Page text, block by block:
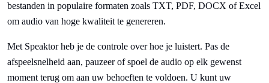
bestanden in populaire formaten zoals TXT, PDF, DOCX of Excel
om audio van hoge kwaliteit te genereren.
Met Speaktor heb je de controle over hoe je luistert. Pas de
afspeelsnelheid aan, pauzeer of spoel de audio op elk gewenst
moment terug om aan uw behoeften te voldoen. U kunt uw